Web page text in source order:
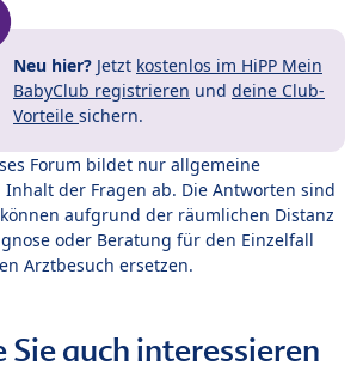
Neu hier? Jetzt kostenlos im HiPP Mein
BabyClub registrieren und deine Club-
Vorteile sichern.
Forum bildet nur allgemeine
der Fragen ab. Die Antworten sind
aufgrund der räumlichen Distanz
oder Beratung für den Einzelfall
Arztbesuch ersetzen.
Sie auch interessieren